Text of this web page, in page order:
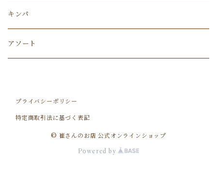
キンパ
アソート
プライバシーポリシー
特定商取引法に基づく表記
© 崔さんのお店 公式オンラインショップ
Powered by